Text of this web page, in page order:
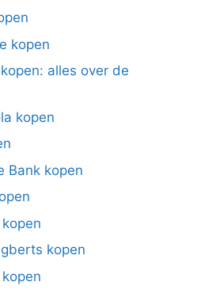
kopen
alles over de
kopen
Bank kopen
kopen